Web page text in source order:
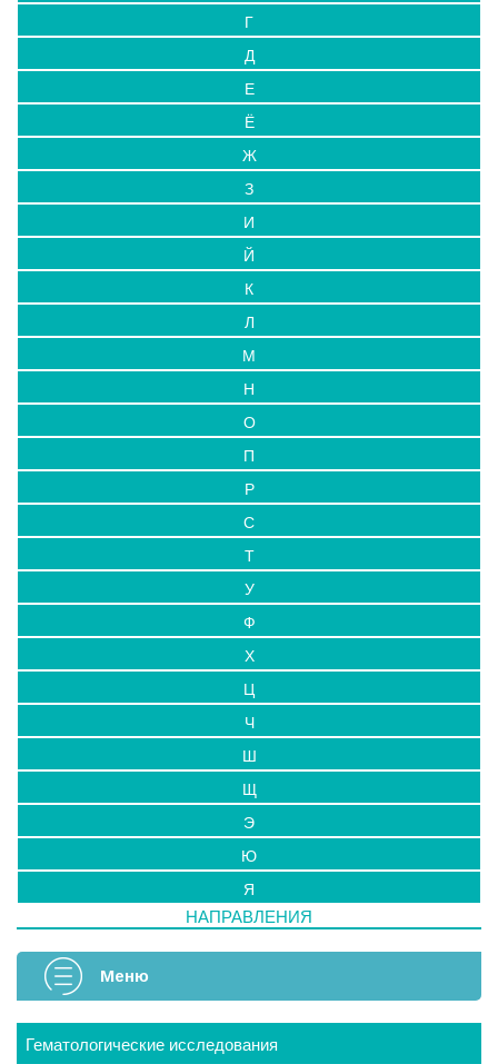
Г
Д
Е
Ё
Ж
З
И
Й
К
Л
М
Н
О
П
Р
С
Т
У
Ф
Х
Ц
Ч
Ш
Щ
Э
Ю
Я
НАПРАВЛЕНИЯ
Меню
Гематологические исследования